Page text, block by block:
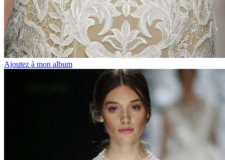
Ajoutez à mon album